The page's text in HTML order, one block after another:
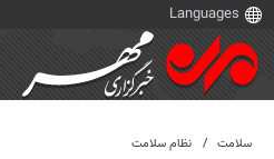
سلامت نظام سلامت